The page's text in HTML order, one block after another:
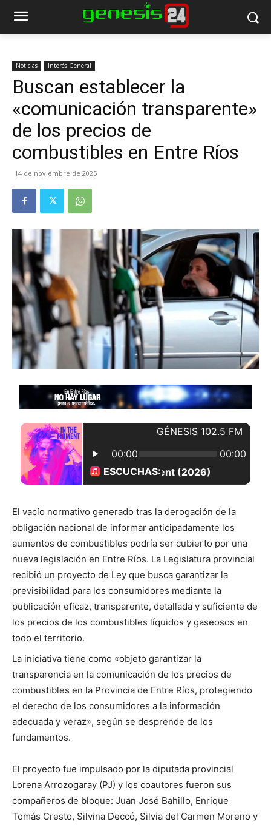
Noticias Interés General
Buscan establecer la
«comunicación transparente»
de los precios de
combustibles en Entre Ríos
14 de noviembre de 2025
El vacío normativo generado tras la derogación de la
obligación nacional de informar anticipadamente los
aumentos de combustibles podría ser cubierto por una
nueva legislación en Entre Ríos. La Legislatura provincial
recibió un proyecto de Ley que busca garantizar la
previsibilidad para los consumidores mediante la
publicación eficaz, transparente, detallada y suficiente de
los precios de los combustibles líquidos y gaseosos en
todo el territorio.
La iniciativa tiene como «objeto garantizar la
transparencia en la comunicación de los precios de
combustibles en la Provincia de Entre Ríos, protegiendo
el derecho de los consumidores a la información
adecuada y veraz», según se desprende de los
fundamentos.
El proyecto fue impulsado por la diputada provincial
Lorena Arrozogaray (PJ) y los coautores fueron sus
compañeros de bloque: Juan José Bahillo, Enrique
Tomás Cresto, Silvina Deccó, Silvia del Carmen Moreno y